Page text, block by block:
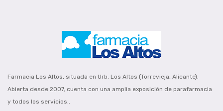
Farmacia Los Altos, situada en Urb. Los Altos (Torrevieja, Alicante).
Abierta desde 2007, cuenta con una amplia exposición de parafarmacia
y todos los servicios..